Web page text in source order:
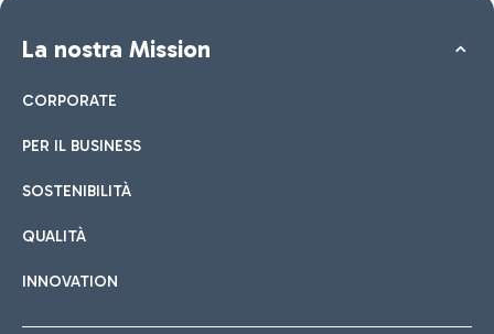
La nostra Mission
CORPORATE
PER IL BUSINESS
SOSTENIBILITÀ
QUALITÀ
INNOVATION